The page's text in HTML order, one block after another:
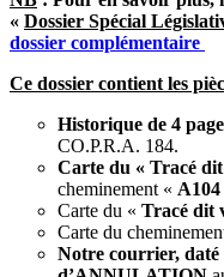
« Dossier Spécial
dossier complémentaire
Ce dossier contient les
Historique de 4
CO.P.R.A. 184.
Carte du « Tracé
cheminement «
Carte du « Tracé dit
Carte du
Notre courrier, daté